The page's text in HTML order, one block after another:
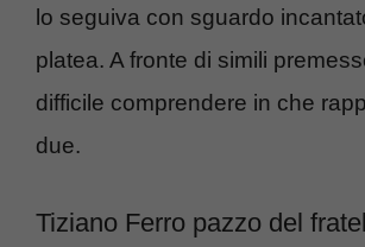
lo seguiva con sguardo
platea. A fronte di simili
difficile comprendere in che
due.
Tiziano Ferro pazzo del